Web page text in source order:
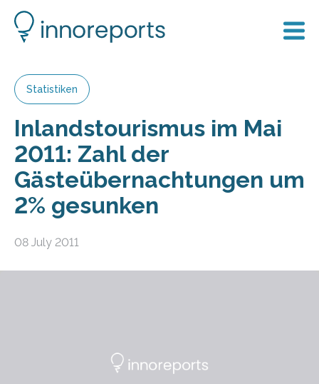
Statistiken
Inlandstourismus im Mai
2011: Zahl der
Gästeübernachtungen um
2% gesunken
08 July 2011